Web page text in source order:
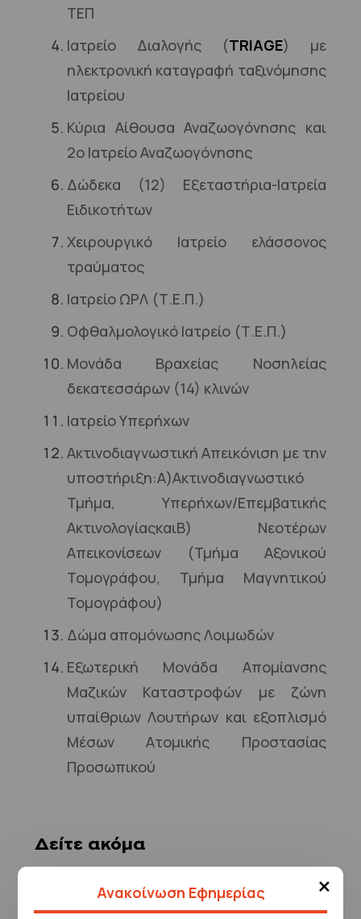
×
Ανακοίνωση Εφημερίας
ΤΕΠ
Ιατρείο Διαλογής (TRIAGE) με
ηλεκτρονική καταγραφή ταξινόμησης
Ιατρείου
Κύρια Αίθουσα Αναζωογόνησης και
2ο Ιατρείο Αναζωογόνησης
Δώδεκα (12) Εξεταστήρια-Ιατρεία
Ειδικοτήτων
Χειρουργικό Ιατρείο ελάσσονος
τραύματος
Ιατρείο ΩΡΛ (Τ.Ε.Π.)
Οφθαλμολογικό Ιατρείο (Τ.Ε.Π.)
Μονάδα Βραχείας Νοσηλείας
δεκατεσσάρων (14) κλινών
Ιατρείο Υπερήχων
Ακτινοδιαγνωστική Απεικόνιση με την
υποστήριξη:A)Ακτινοδιαγνωστικό
Τμήμα, Υπερήχων/Επεμβατικής
ΑκτινολογίαςκαιB) Νεοτέρων
Απεικονίσεων (Τμήμα Αξονικού
Τομογράφου, Τμήμα Μαγνητικού
Τομογράφου)
Δώμα απομόνωσης Λοιμωδών
Εξωτερική Μονάδα Απομίανσης
Μαζικών Καταστροφών με ζώνη
υπαίθριων Λουτήρων και εξοπλισμό
Μέσων Ατομικής Προστασίας
Προσωπικού
Δείτε ακόμα
Εκπαιδευτικό Πρόγραμμα
Ιστορική αναδρομή